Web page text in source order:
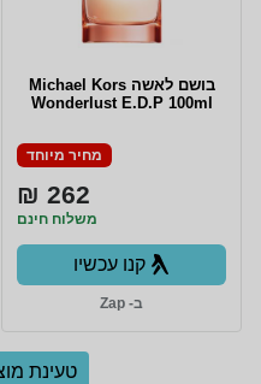
בושם לאשה Michael Kors
Wonderlust E.D.P 100ml
מחיר מיוחד
262 ₪
משלוח חינם
קנו עכשיו
ב- Zap
טעינת